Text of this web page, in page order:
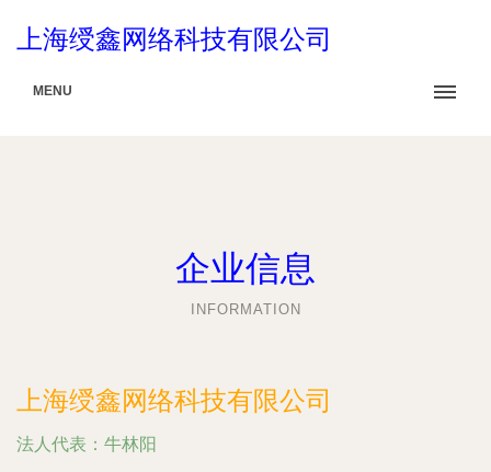
上海绶鑫网络科技有限公司
MENU
企业信息
INFORMATION
上海绶鑫网络科技有限公司
法人代表： 牛林阳